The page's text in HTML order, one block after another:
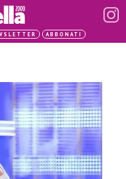
ABBONATI